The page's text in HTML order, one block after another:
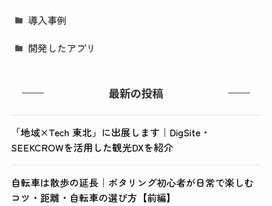
導入事例
開発したアプリ
最新の投稿
「地域×Tech 東北」に出展します｜DigSite・
SEEKCROWを活用した観光DXを紹介
自転車は散歩の延長｜ポタリング初心者が日常で楽しむ
コツ・距離・自転車の選び方【前編】